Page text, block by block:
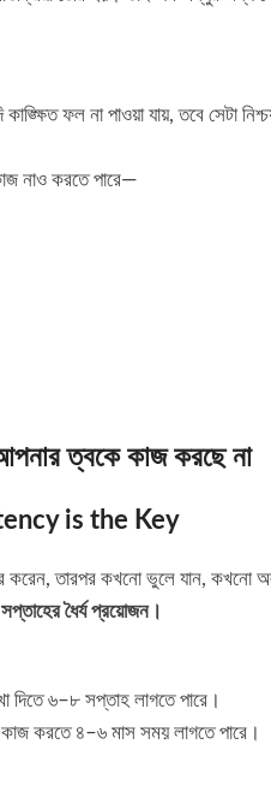
ফল না পাওয়া যায়, তবে সেটা
নাও করতে পারে—
ত্বকে কাজ করছে না
is the Key
করেন, তারপর কখনো ভুলে যান, কখনো
ধৈর্য প্রয়োজন।
দিতে ৬–৮ সপ্তাহ লাগতে পারে।
কাজ করতে ৪–৬ মাস সময় লাগতে পারে।